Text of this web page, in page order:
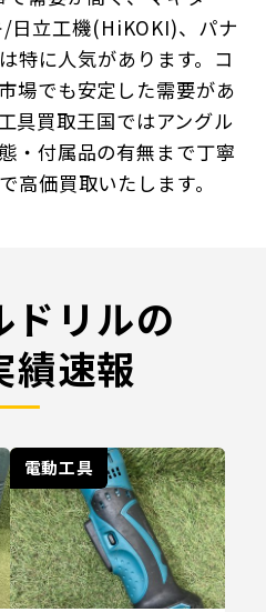
立工機(HiKOKI)、パナ
特に人気があります。コ
場でも安定した需要があ
具買取王国ではアングル
・付属品の有無まで丁寧
高価買取いたします。
ドリルの
績速報
電動工具